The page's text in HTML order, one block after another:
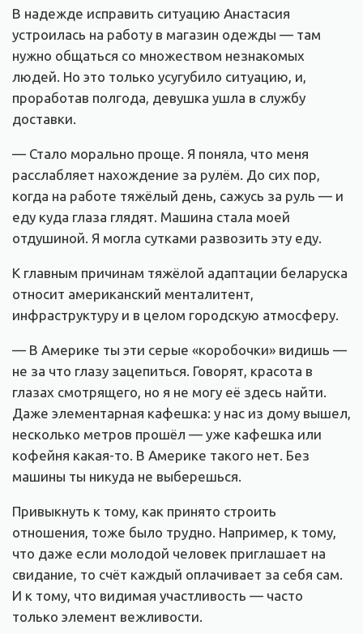
В надежде исправить ситуацию Анастасия
устроилась на работу в магазин одежды — там
нужно общаться со множеством незнакомых
людей. Но это только усугубило ситуацию, и,
проработав полгода, девушка ушла в службу
доставки.
— Стало морально проще. Я поняла, что меня
расслабляет нахождение за рулём. До сих пор,
когда на работе тяжёлый день, сажусь за руль — и
еду куда глаза глядят. Машина стала моей
отдушиной. Я могла сутками развозить эту еду.
К главным причинам тяжёлой адаптации беларуска
относит американский менталитент,
инфраструктуру и в целом городскую атмосферу.
— В Америке ты эти серые «коробочки» видишь —
не за что глазу зацепиться. Говорят, красота в
глазах смотрящего, но я не могу её здесь найти.
Даже элементарная кафешка: у нас из дому вышел,
несколько метров прошёл — уже кафешка или
кофейня какая-то. В Америке такого нет. Без
машины ты никуда не выберешься.
Привыкнуть к тому, как принято строить
отношения, тоже было трудно. Например, к тому,
что даже если молодой человек приглашает на
свидание, то счёт каждый оплачивает за себя сам.
И к тому, что видимая участливость — часто
только элемент вежливости.